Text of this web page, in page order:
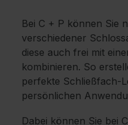
Bei C + P können Sie
verschiedener
diese auch frei mit
kombinieren. So
perfekte Schließfach-
persönlichen
Dabei können Sie bei